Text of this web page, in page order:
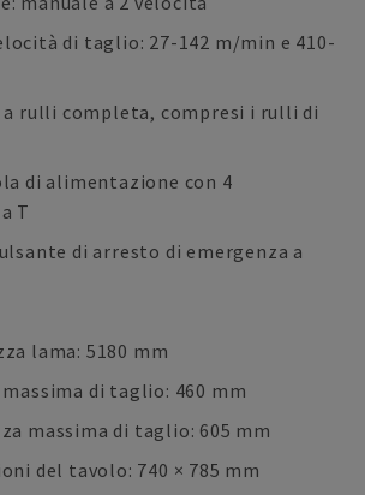
di taglio: 27-142 m/min e 410-
a rulli completa, compresi i rulli di
di alimentazione con 4
T
di arresto di emergenza a
lama: 5180 mm
di taglio: 460 mm
massima di taglio: 605 mm
del tavolo: 740 × 785 mm